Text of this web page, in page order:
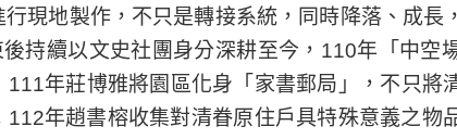
現地製作，不只是轉接系統，同時降落、成長
持續以文史社團身分深耕至今，110年「中空
年莊博雅將園區化身「家書郵局」，不只將
年趙書榕收集對清眷原住戶具特殊意義之物